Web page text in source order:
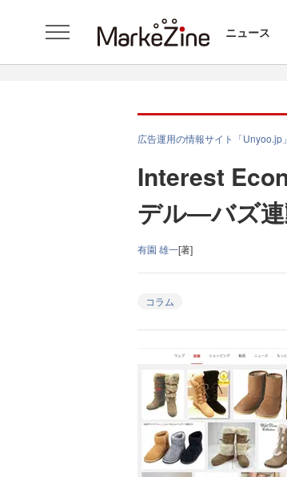
ニュース
広告運用の情報サイト「Unyoo.jp
Interest
デル―バズ
有園 雄一[著]
コラム